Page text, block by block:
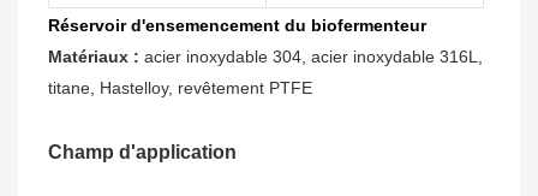
Réservoir d'ensemencement du biofermenteur
Matériaux : acier inoxydable 304, acier inoxydable 316L,
titane, Hastelloy, revêtement PTFE
Champ d'application